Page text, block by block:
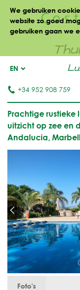
We gebruiken
website zo goed
gebruiken gaan we
EN
+34 952 908 759
Prachtige
uitzicht op zee en
Andalucia,
Foto's